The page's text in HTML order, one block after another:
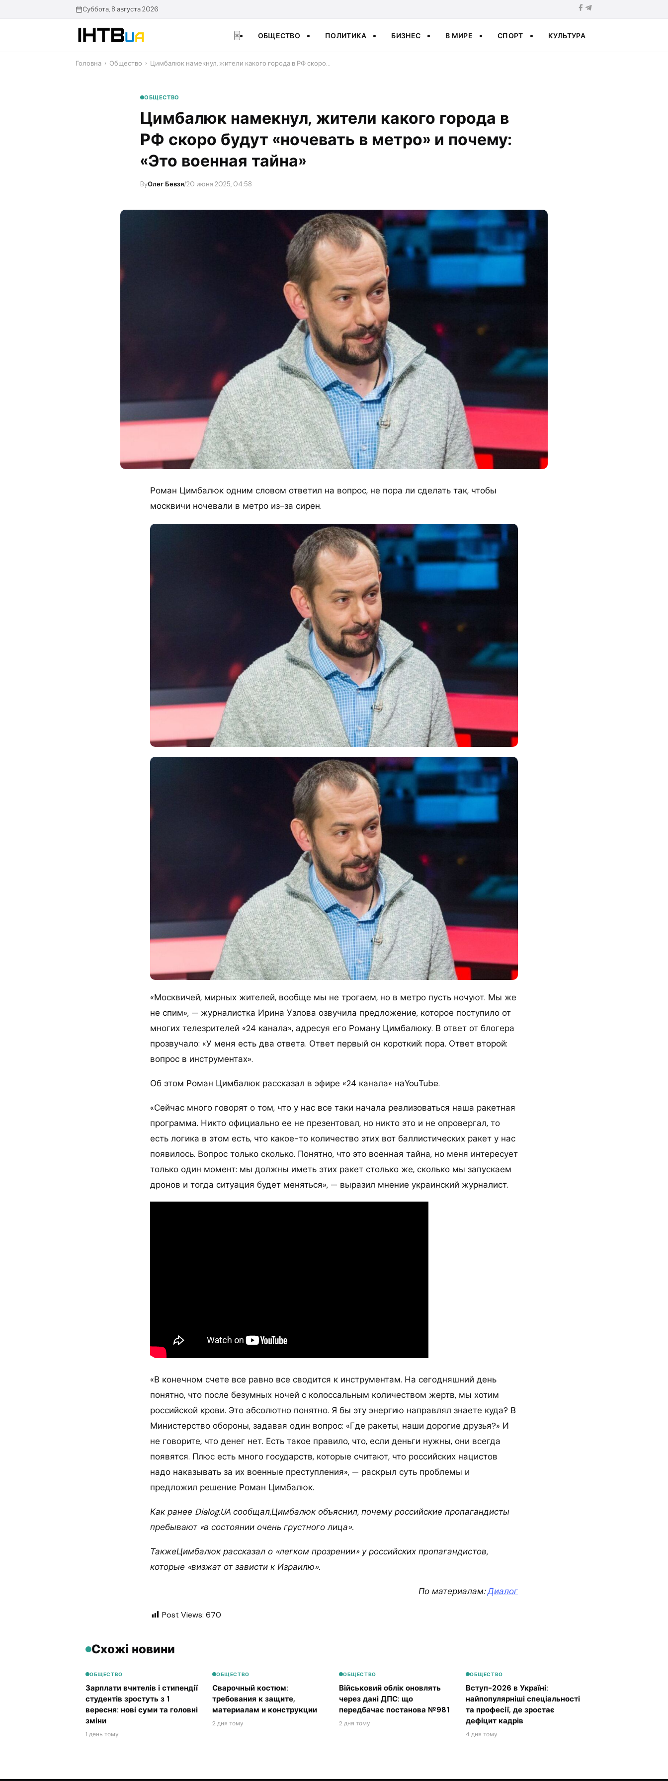
Суббота, 8 августа 2026
× ОБЩЕСТВО ПОЛИТИКА БИЗНЕС В МИРЕ СПОРТ КУЛЬТУРА
Головна › Общество › Цимбалюк намекнул, жители какого города в РФ скоро…
ОБЩЕСТВО
Цимбалюк намекнул, жители какого города в
РФ скоро будут «ночевать в метро» и почему:
«Это военная тайна»
ByОлег Бевзя/20 июня 2025, 04:58
Роман Цимбалюк одним словом ответил на вопрос, не пора ли сделать так, чтобы
москвичи ночевали в метро из-за сирен.
«Москвичей, мирных жителей, вообще мы не трогаем, но в метро пусть ночуют. Мы же
не спим», — журналистка Ирина Узлова озвучила предложение, которое поступило от
многих телезрителей «24 канала», адресуя его Роману Цимбалюку. В ответ от блогера
прозвучало: «У меня есть два ответа. Ответ первый он короткий: пора. Ответ второй:
вопрос в инструментах».
Об этом Роман Цимбалюк рассказал в эфире «24 канала» наYouTube.
«Сейчас много говорят о том, что у нас все таки начала реализоваться наша ракетная
программа. Никто официально ее не презентовал, но никто это и не опровергал, то
есть логика в этом есть, что какое-то количество этих вот баллистических ракет у нас
появилось. Вопрос только сколько. Понятно, что это военная тайна, но меня интересует
только один момент: мы должны иметь этих ракет столько же, сколько мы запускаем
дронов и тогда ситуация будет меняться», — выразил мнение украинский журналист.
«В конечном счете все равно все сводится к инструментам. На сегодняшний день
понятно, что после безумных ночей с колоссальным количеством жертв, мы хотим
российской крови. Это абсолютно понятно. Я бы эту энергию направлял знаете куда? В
Министерство обороны, задавая один вопрос: «Где ракеты, наши дорогие друзья?» И
не говорите, что денег нет. Есть такое правило, что, если деньги нужны, они всегда
появятся. Плюс есть много государств, которые считают, что российских нацистов
надо наказывать за их военные преступления», — раскрыл суть проблемы и
предложил решение Роман Цимбалюк.
Как ранее Dialog.UA сообщал,Цимбалюк объяснил, почему российские пропагандисты
пребывают «в состоянии очень грустного лица».
ТакжеЦимбалюк рассказал о «легком прозрении» у российских пропагандистов,
которые «визжат от зависти к Израилю».
По материалам:Диалог
Post Views: 670
Схожі новини
ОБЩЕСТВО
Зарплати вчителів і стипендії
студентів зростуть з 1
вересня: нові суми та головні
зміни
1 день тому
ОБЩЕСТВО
Сварочный костюм:
требования к защите,
материалам и конструкции
2 дня тому
ОБЩЕСТВО
Військовий облік оновлять
через дані ДПС: що
передбачає постанова №981
2 дня тому
ОБЩЕСТВО
Вступ-2026 в Україні:
найпопулярніші спеціальності
та професії, де зростає
дефіцит кадрів
4 дня тому